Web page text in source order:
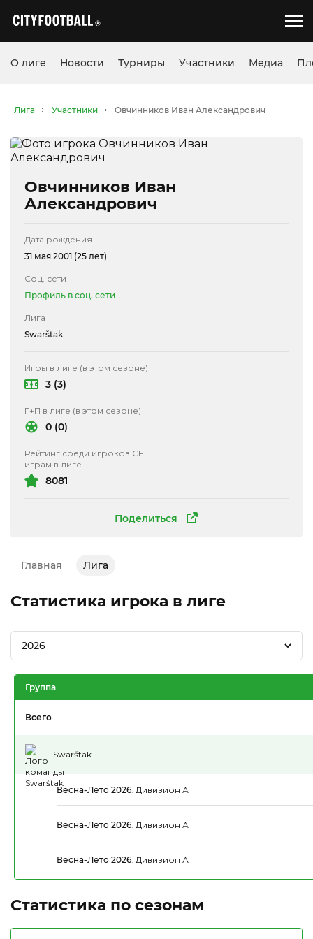
О лиге Новости Турниры Участники Медиа
Лига Участники Овчинников Иван Александрович
Овчинников Иван
Александрович
Поделиться
Дата рождения
31 мая 2001 (25 лет)
Соц. сети
Профиль в соц. сети
Лига
Swarštak
Игры в лиге (в этом сезоне)
3 (3)
Г+П в лиге (в этом сезоне)
0 (0)
Рейтинг среди игроков CF
играм в лиге
8081
Главная Лига
Статистика игрока в лиге
2026
Группа
Всего
Swarštak
Весна-Лето 2026. Дивизион А
Весна-Лето 2026. Дивизион А
Весна-Лето 2026. Дивизион А
Статистика по сезонам